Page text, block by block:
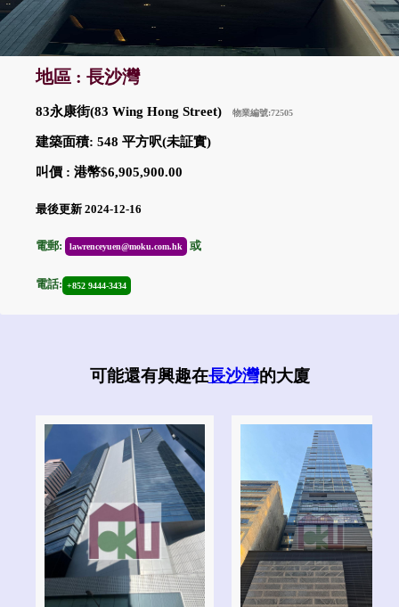
地區 : 長沙灣
83永康街(83 Wing Hong Street) 物業編號:72505
建築面積: 548 平方呎(未証實)
叫價 : 港幣$6,905,900.00
最後更新 2024-12-16
電郵: lawrenceyuen@moku.com.hk 或
電話: +852 9444-3434
可能還有興趣在長沙灣的大廈